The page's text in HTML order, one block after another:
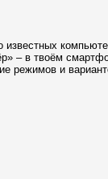
– в твоём
режимов и